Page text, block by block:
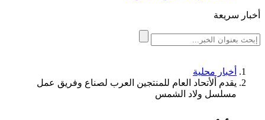
أخبار سريعة
أخبار محلية
يقدم ألأتحاد العام للمنتجين العرب لصناع وفريق عمل
مسلسل ولاد الشمس